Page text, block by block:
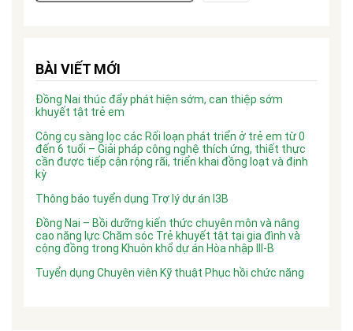
BÀI VIẾT MỚI
Đồng Nai thúc đẩy phát hiện sớm, can thiệp sớm
khuyết tật trẻ em
Công cụ sàng lọc các Rối loạn phát triển ở trẻ em từ 0
đến 6 tuổi – Giải pháp công nghệ thích ứng, thiết thực
cần được tiếp cận rộng rãi, triển khai đồng loạt và định
kỳ
Thông báo tuyển dụng Trợ lý dự án I3B
Đồng Nai – Bồi dưỡng kiến thức chuyên môn và nâng
cao năng lực Chăm sóc Trẻ khuyết tật tại gia đình và
cộng đồng trong Khuôn khổ dự án Hòa nhập III-B
Tuyển dụng Chuyên viên Kỹ thuật Phục hồi chức năng